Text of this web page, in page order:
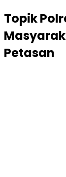
Topik
Petasan